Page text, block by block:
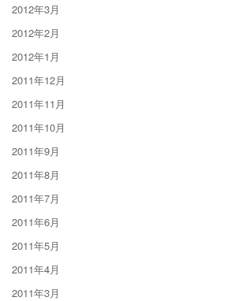
2012年3月
2012年2月
2012年1月
2011年12月
2011年11月
2011年10月
2011年9月
2011年8月
2011年7月
2011年6月
2011年5月
2011年4月
2011年3月